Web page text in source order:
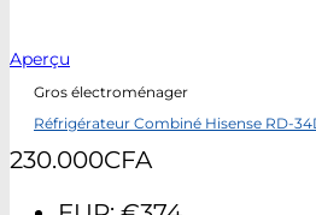
Aperçu
Gros électroménager
Réfrigérateur Combiné Hisense RD-
230.000CFA